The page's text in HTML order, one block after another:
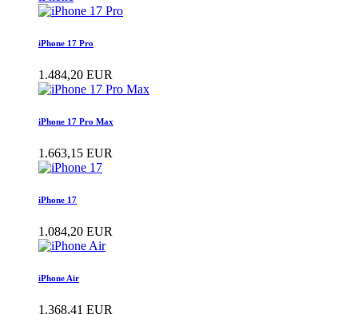
iPhone 17 Pro
1.484,20 EUR
iPhone 17 Pro Max
1.663,15 EUR
iPhone 17
1.084,20 EUR
iPhone Air
1.368,41 EUR